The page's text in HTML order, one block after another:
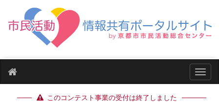
ナビ
このコンテスト事業の受付は終了しました